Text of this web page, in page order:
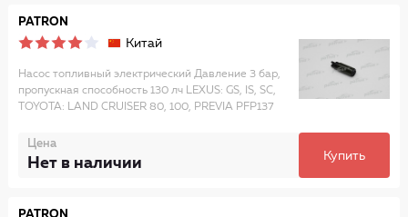
PATRON
Китай
Насос топливный электрический Давление 3 бар,
пропускная способность 130 лч LEXUS: GS, IS, SC,
TOYOTA: LAND CRUISER 80, 100, PREVIA PFP137
Цена
Нет в наличии Купить